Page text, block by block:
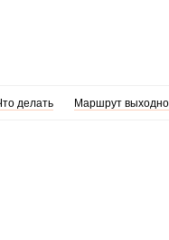
делать Маршрут